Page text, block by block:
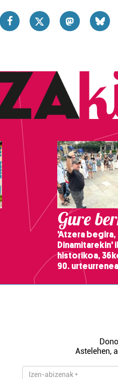
Gure
'Atzera begira,
Dinamitarekin'
historikoa,
90.
Astelehen,